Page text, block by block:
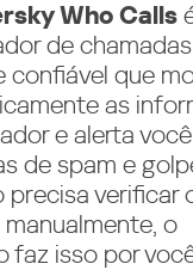
Who Calls
de chamadas
confiável que
as
e alerta
de spam e
precisa verificar
o
faz isso por